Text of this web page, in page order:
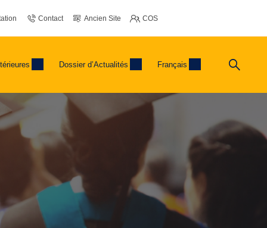
Contact Ancien Site COS
Dossier d’Actualités Français